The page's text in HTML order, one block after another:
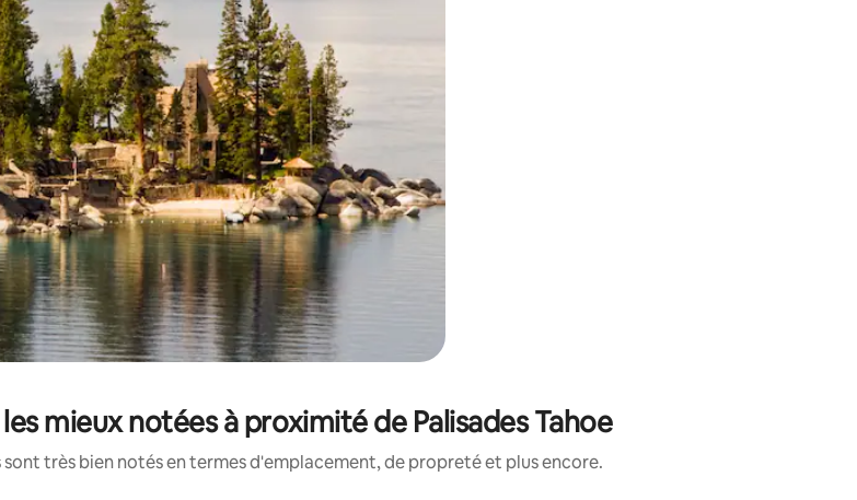
mieux notées à proximité de Palisades Tahoe
sont très bien notés en termes d'emplacement, de propreté et plus encore.